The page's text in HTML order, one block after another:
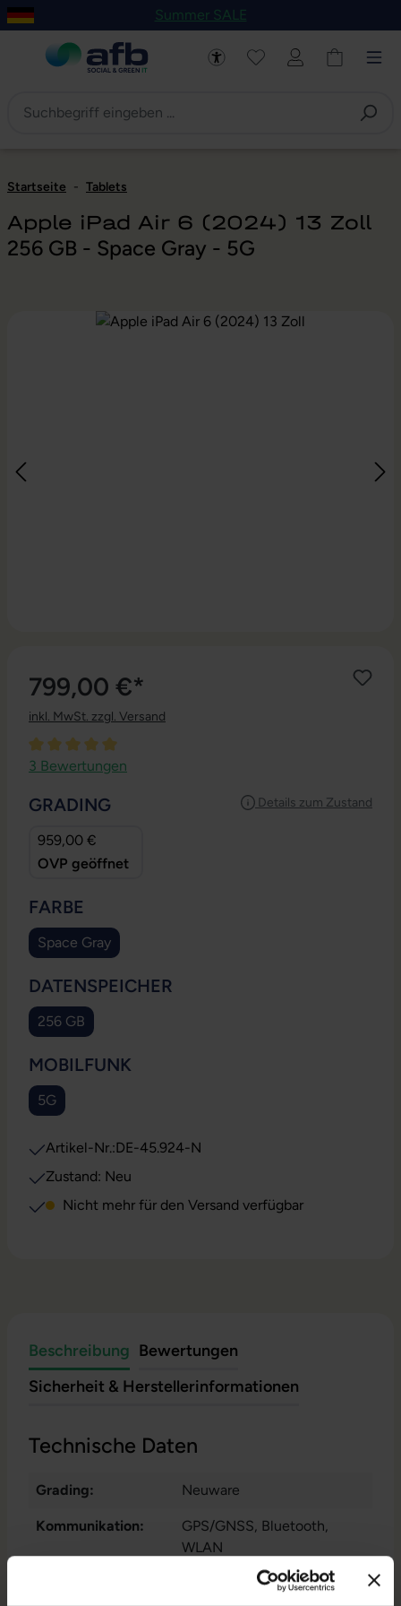
Hauptinhalt springen
Zur Navigation der B2B-Plattform springen
Summer SALE
Startseite - Tablets
Apple iPad Air 6 (2024) 13 Zoll
256 GB - Space Gray - 5G
Bildergalerie überspringen
799,00 €*
inkl. MwSt. zzgl. Versand
Durchschnittliche Bewertung von 5 von 5 Sternen
3 Bewertungen
Details zum Zustand
GRADING
959,00 €
OVP geöffnet
FARBE
Space Gray
(Diese Option ist zurzeit nicht verfügbar.)
DATENSPEICHER
256 GB
(Diese Option ist zurzeit nicht verfügbar.)
MOBILFUNK
5G
(Diese Option ist zurzeit nicht verfügbar.)
Artikel-Nr.:DE-45.924-N
Zustand: Neu
Nicht mehr für den Versand verfügbar
Beschreibung Bewertungen
Sicherheit & Herstellerinformationen
Technische Daten
Grading: Neuware
Kommunikation: GPS/GNSS, Bluetooth,
WLAN